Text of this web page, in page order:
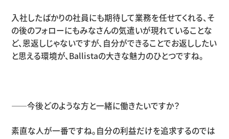
入社したばかりの社員にも期待して業務を任せてくれる、そ
の後のフォローにもみなさんの気遣いが現れていることな
ど、恩返しじゃないですが、自分ができることでお返ししたい
と思える環境が、Ballistaの大きな魅力のひとつですね。
――今後どのような方と一緒に働きたいですか？
素直な人が一番ですね。自分の利益だけを追求するのでは